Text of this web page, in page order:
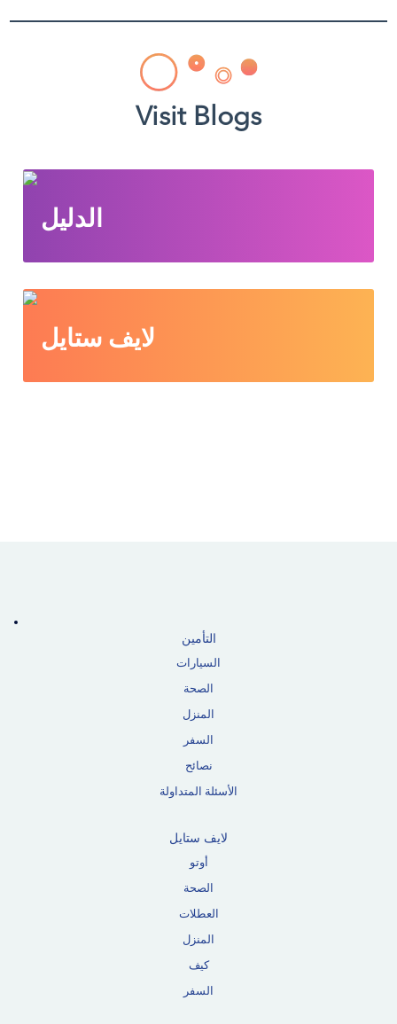
Visit Blogs
الدليل
لايف ستايل
التأمين
السيارات
الصحة
المنزل
السفر
نصائح
الأسئلة المتداولة
لايف ستايل
أوتو
الصحة
العطلات
المنزل
كيف
السفر